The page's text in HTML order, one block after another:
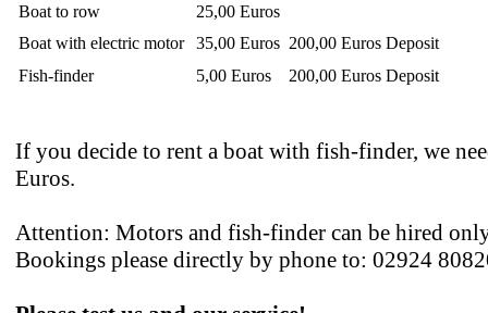
Boat to row
25,00 Euros
Boat with electric motor
35,00 Euros 200,00 Euros Deposit
Fish-finder
5,00 Euros 200,00 Euros Deposit
If you decide to rent a boat with fish-finder, we
Euros.
Attention: Motors and fish-finder can be hired
Bookings please directly by phone to: 02924